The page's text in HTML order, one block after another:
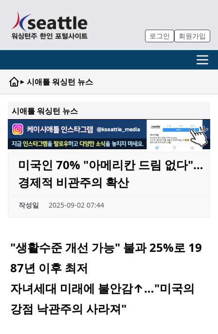
로그인 회원가입
▸ 시애틀 워싱턴 뉴스
시애틀 워싱턴 뉴스
미국인 70% "아메리칸 드림 없다"…
경제적 비관주의 확산
작성일 2025-09-02 07:44
"생활수준 개선 가능" 불과 25%로 19
87년 이후 최저
자녀세대 미래에 불안감↑…"미국의
강점 낙관주의 사라져"